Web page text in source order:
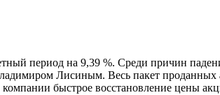
период на 9,39 %. Среди причин
Лисиным. Весь пакет проданных
быстрое восстановление цены